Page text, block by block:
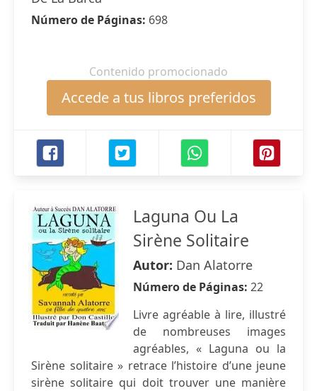
Número de Páginas: 698
Contenido promocionado
Accede a tus libros preferidos
Laguna Ou La
Sirène Solitaire
Autor: Dan Alatorre
Número de Páginas: 22
Livre agréable à lire, illustré
de nombreuses images
agréables, « Laguna ou la
Sirène solitaire » retrace l’histoire d’une jeune
sirène solitaire qui doit trouver une manière